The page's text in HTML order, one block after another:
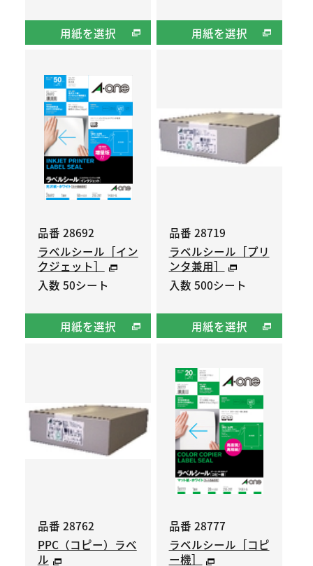
用紙を選択 用紙を選択
品番 28692
ラベルシール［イン
クジェット］
入数 50シート
用紙を選択
品番 28719
ラベルシール［プリ
ンタ兼用］
入数 500シート
用紙を選択
品番 28762
PPC（コピー）ラベ
ル
品番 28777
ラベルシール［コピ
ー機］